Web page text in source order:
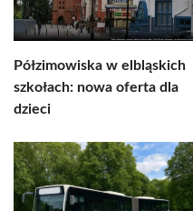
Półzimowiska w elbląskich
szkołach: nowa oferta dla
dzieci